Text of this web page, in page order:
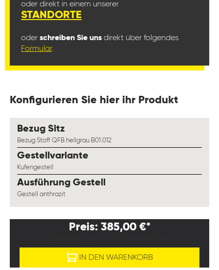
oder direkt in einem unserer
STANDORTE
oder schreiben Sie uns direkt über folgendes
Formular.
Konfigurieren Sie hier ihr Produkt
Bezug Sitz
Bezug Stoff QFB hellgrau B01.012
Gestellvariante
Kufengestell
Ausführung Gestell
Gestell anthrazit
Preis: 385,00 €*
IN DEN WARENKORB